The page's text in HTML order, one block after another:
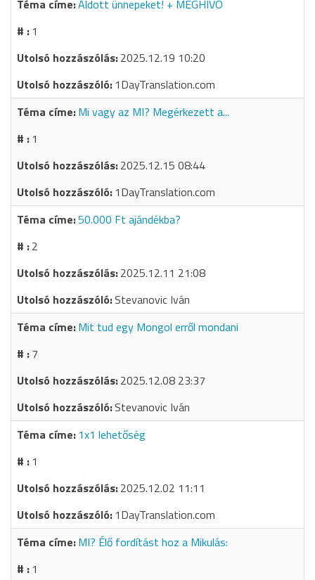
Áldott ünnepeket! + MEGHÍVÓ
1
2025.12.19 10:20
1DayTranslation.com
Mi vagy az MI? Megérkezett a...
1
2025.12.15 08:44
1DayTranslation.com
50.000 Ft ajándékba?
2
2025.12.11 21:08
Stevanovic Iván
Mit tud egy Mongol erről mondani
7
2025.12.08 23:37
Stevanovic Iván
1x1 lehetőség
1
2025.12.02 11:11
1DayTranslation.com
MI? Élő fordítást hoz a Mikulás:
1